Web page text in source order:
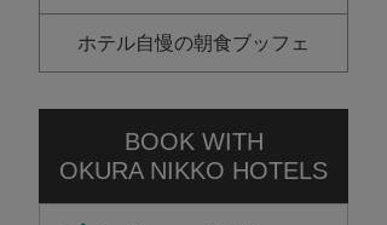
ホテル自慢の朝食ブッフェ
BOOK WITH
OKURA NIKKO HOTELS